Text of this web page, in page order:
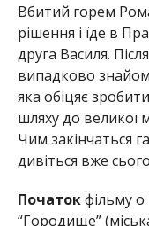
Вбитий горем
рішення і їде в
друга Василя.
випадково
яка обіцяє
шляху до великої
Чим закінчаться
дивіться вже
Початокфільму о
“Городище”